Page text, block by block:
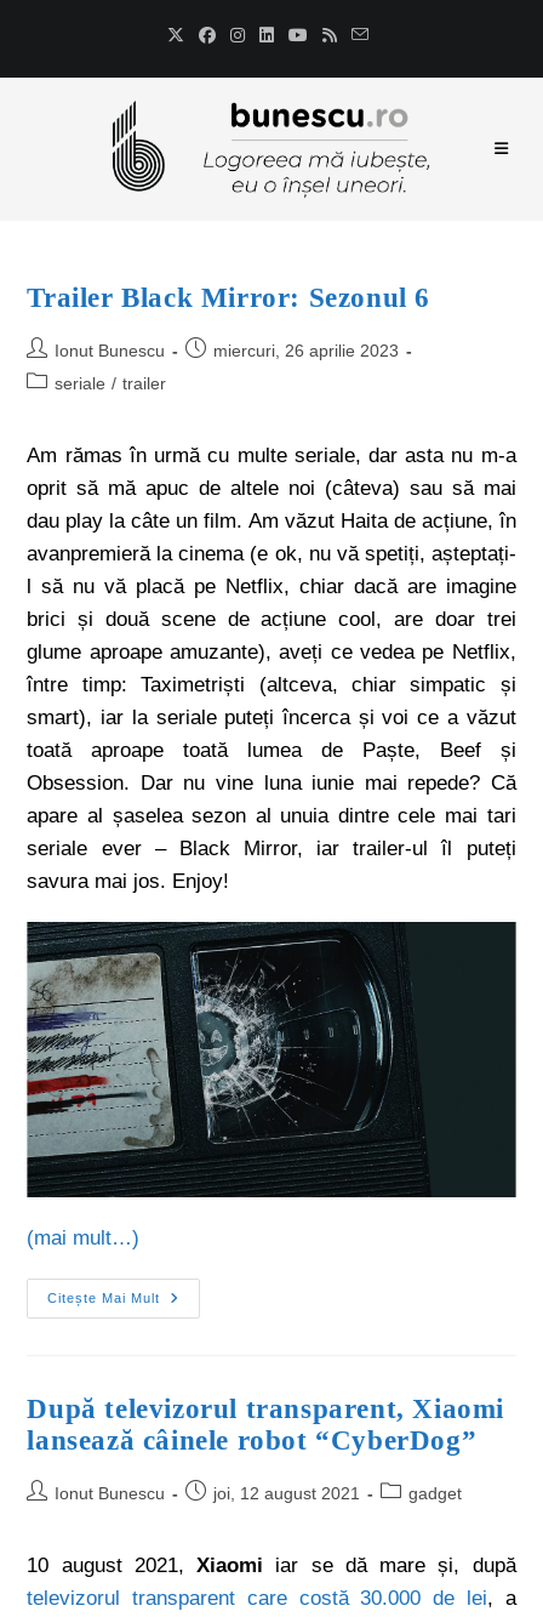
Trailer Black Mirror: Sezonul 6
Ionut Bunescu
miercuri, 26 aprilie 2023
seriale / trailer
Am rămas în urmă cu multe seriale, dar asta nu m-a
oprit să mă apuc de altele noi (câteva) sau să mai
dau play la câte un film. Am văzut Haita de acțiune, în
avanpremieră la cinema (e ok, nu vă spetiți, așteptați-
l să nu vă placă pe Netflix, chiar dacă are imagine
brici și două scene de acțiune cool, are doar trei
glume aproape amuzante), aveți ce vedea pe Netflix,
între timp: Taximetriști (altceva, chiar simpatic și
smart), iar la seriale puteți încerca și voi ce a văzut
toată aproape toată lumea de Paște, Beef și
Obsession. Dar nu vine luna iunie mai repede? Că
apare al șaselea sezon al unuia dintre cele mai tari
seriale ever – Black Mirror, iar trailer-ul îl puteți
savura mai jos. Enjoy!
(mai mult…)
Citește Mai Mult
După televizorul transparent, Xiaomi
lansează câinele robot “CyberDog”
Ionut Bunescu joi, 12 august 2021 gadget
10 august 2021,Xiaomi iar se dă mare și, după
televizorul transparent care costă 30.000 de lei, a